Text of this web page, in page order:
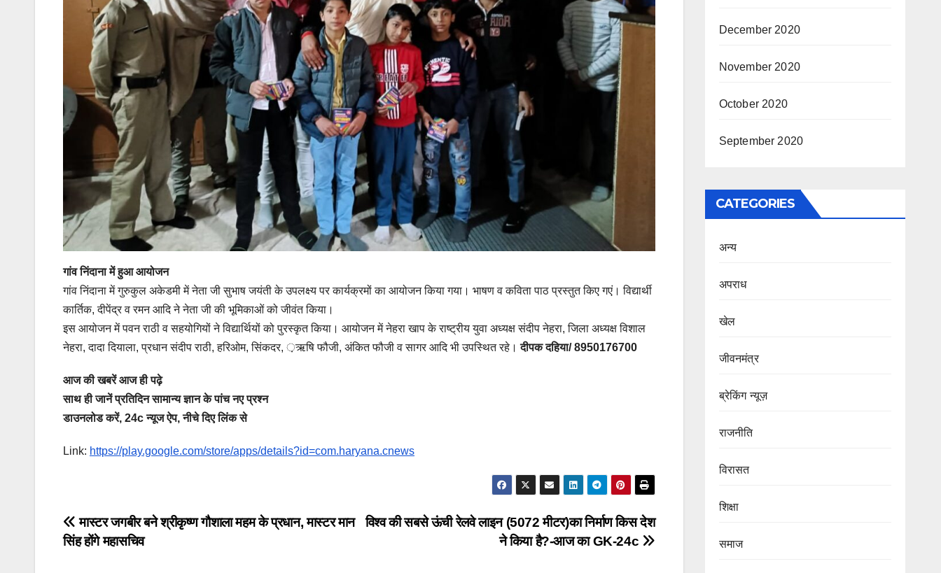
गांव निंदाना में हुआ आयोजन
गांव निंदाना में गुरुकुल अकेडमी में नेता जी सुभाष जयंती के उपलक्ष्य पर कार्यक्रमों का आयोजन किया गया। भाषण व कविता पाठ प्रस्तुत किए गएं। विद्यार्थी
कार्तिक, दीपेंद्र व रमन आदि ने नेता जी की भूमिकाओं को जीवंत किया।
इस आयोजन में पवन राठी व सहयोगियों ने विद्यार्थियों को पुरस्कृत किया। आयोजन में नेहरा खाप के राष्ट्रीय युवा अध्यक्ष संदीप नेहरा, जिला अध्यक्ष विशाल
नेहरा, दादा दियाला, प्रधान संदीप राठी, हरिओम, सिंकदर, ़ऋषि फौजी, अंकित फौजी व सागर आदि भी उपस्थित रहे।दीपक दहिया/ 8950176700
आज की खबरें आज ही पढ़े
साथ ही जानें प्रतिदिन सामान्य ज्ञान के पांच नए प्रश्न
डाउनलोड करें, 24c न्यूज ऐप, नीचे दिए लिंक से
Link: https://play.google.com/store/apps/details?id=com.haryana.cnews
Post
navigation
विश्व की सबसे ऊंची रेलवे लाइन (5072 मीटर)का निर्माण किस देश
ने किया है?-आज का GK-24c
मास्टर जगबीर बने श्रीकृष्ण गौशाला महम के प्रधान, मास्टर मान
सिंह होंगे महासचिव
December 2020
November 2020
October 2020
September 2020
CATEGORIES
अन्य
अपराध
खेल
जीवनमंत्र
ब्रेकिंग न्यूज़
राजनीति
‍‍विरासत
शिक्षा
समाज